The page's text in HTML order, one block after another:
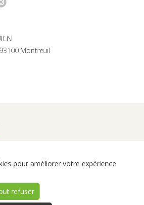
pour améliorer votre expérience
refuser
Montreuil